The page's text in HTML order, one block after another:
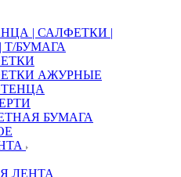
| САЛФЕТКИ |
Т/БУМАГА
АЖУРНЫЕ
БУМАГА
ЛЕНТА